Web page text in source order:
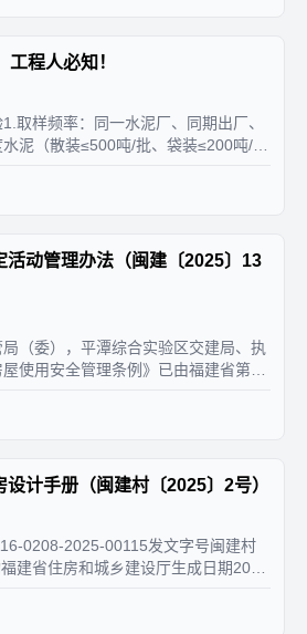
程人必知！
取样频率：同一水泥厂、同期出厂、
泥（散装≤500吨/批、袋装≤200吨/
样。二、钢筋原材力学性能试验1.取
活动管理办法（闽建〔2025〕13
（委），平潭综合实验区交建局、执
使用安全管理条例》已由福建省第十
施行。根据《福建省房屋使用安全
计手册（闽建村〔2025〕2号）
0208-2025-00115发文字号闽建村
建省住房和城乡建设厅生成日期2025
代宜居农房设计手册》有效性有效各